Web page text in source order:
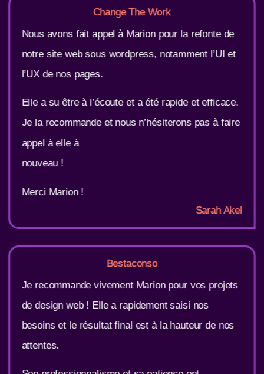
Change The Work
Nous avons fait appel à Marion pour la refonte de
notre site web sous wordpress, notamment l’UI et
l’UX de nos pages.
Elle a su être à l’écoute et a été rapide et efficace.
Je la recommande et nous n’hésiterons pas à faire
appel à elle à
nouveau !
Merci Marion !
Sarah Akel
Bestaconso
Je recommande vivement Marion pour vos projets
de design web ! Elle a rapidement saisi nos
besoins et le résultat final est à la hauteur de nos
attentes.